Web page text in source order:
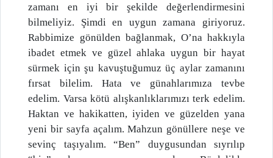
zamanı en iyi bir şekilde değerlendirmesini
bilmeliyiz. Şimdi en uygun zamana giriyoruz.
Rabbimize gönülden bağlanmak, O’na hakkıyla
ibadet etmek ve güzel ahlaka uygun bir hayat
sürmek için şu kavuştuğumuz üç aylar zamanını
fırsat bilelim. Hata ve günahlarımıza tevbe
edelim. Varsa kötü alışkanlıklarımızı terk edelim.
Haktan ve hakikatten, iyiden ve güzelden yana
yeni bir sayfa açalım. Mahzun gönüllere neşe ve
sevinç taşıyalım. “Ben” duygusundan sıyrılıp